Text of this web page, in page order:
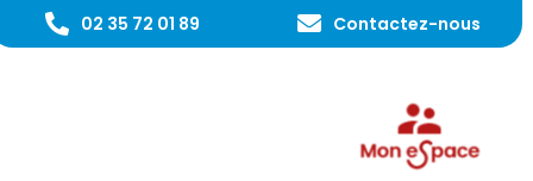
02 35 72 01 89 Contactez-nous